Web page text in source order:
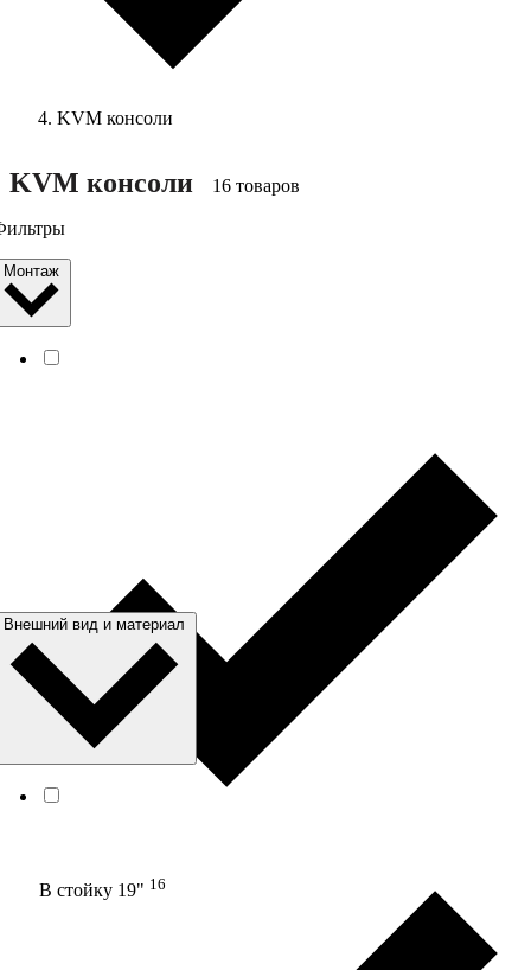
KVM консоли
KVM консоли 16 товаров
Монтаж
В стойку 19" 16
Внешний вид и материал